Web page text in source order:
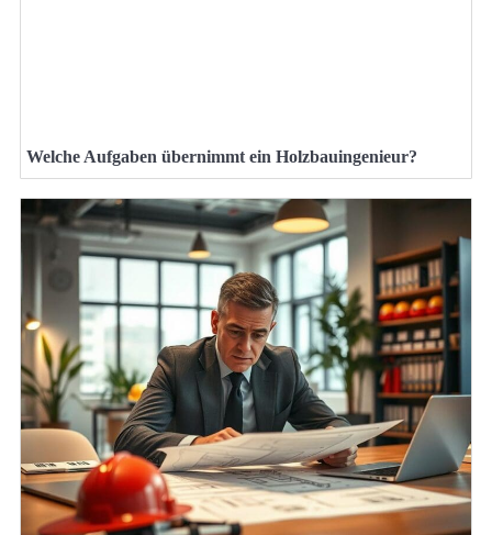
Welche Aufgaben übernimmt ein Holzbauingenieur?